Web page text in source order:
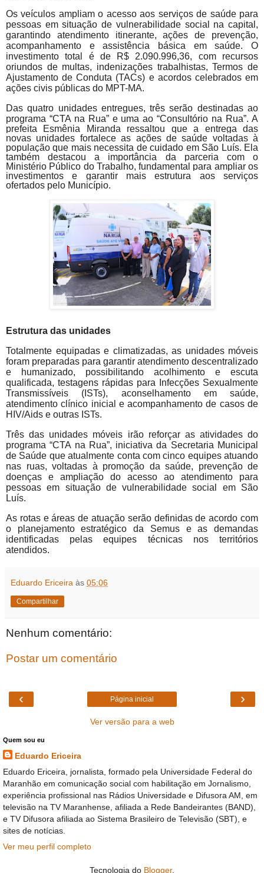
Os veículos ampliam o acesso aos serviços de saúde para
pessoas em situação de vulnerabilidade social na capital,
garantindo atendimento itinerante, ações de prevenção,
acompanhamento e assistência básica em saúde. O
investimento total é de R$ 2.090.996,36, com recursos
oriundos de multas, indenizações trabalhistas, Termos de
Ajustamento de Conduta (TACs) e acordos celebrados em
ações civis públicas do MPT-MA.
Das quatro unidades entregues, três serão destinadas ao
programa “CTA na Rua” e uma ao “Consultório na Rua”. A
prefeita Esmênia Miranda ressaltou que a entrega das
novas unidades fortalece as ações de saúde voltadas à
população que mais necessita de cuidado em São Luís. Ela
também destacou a importância da parceria com o
Ministério Público do Trabalho, fundamental para ampliar os
investimentos e garantir mais estrutura aos serviços
ofertados pelo Município.
Estrutura das unidades
Totalmente equipadas e climatizadas, as unidades móveis
foram preparadas para garantir atendimento descentralizado
e humanizado, possibilitando acolhimento e escuta
qualificada, testagens rápidas para Infecções Sexualmente
Transmissíveis (ISTs), aconselhamento em saúde,
atendimento clínico inicial e acompanhamento de casos de
HIV/Aids e outras ISTs.
Três das unidades móveis irão reforçar as atividades do
programa “CTA na Rua”, iniciativa da Secretaria Municipal
de Saúde que atualmente conta com cinco equipes atuando
nas ruas, voltadas à promoção da saúde, prevenção de
doenças e ampliação do acesso ao atendimento para
pessoas em situação de vulnerabilidade social em São
Luís.
As rotas e áreas de atuação serão definidas de acordo com
o planejamento estratégico da Semus e as demandas
identificadas pelas equipes técnicas nos territórios
atendidos.
Eduardo Ericeira às 05:06
Compartilhar
Nenhum comentário:
Postar um comentário
‹ ›
Página inicial
Ver versão para a web
Quem sou eu
Eduardo Ericeira
Eduardo Ericeira, jornalista, formado pela Universidade Federal do
Maranhão em comunicação social com habilitação em Jornalismo,
experiência profissional nas Rádios Universidade e Difusora AM, em
televisão na TV Maranhense, afiliada a Rede Bandeirantes (BAND),
e TV Difusora afiliada ao Sistema Brasileiro de Televisão (SBT), e
sites de notícias.
Ver meu perfil completo
Tecnologia do Blogger.